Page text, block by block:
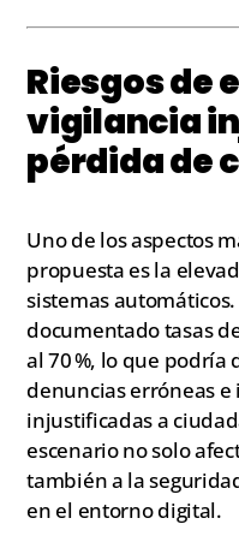
Riesgos de
vigilancia
pérdida de
Uno de los aspectos
propuesta es la
sistemas
documentado tasas
al 70 %, lo que podría
denuncias erróneas e
injustificadas a
escenario no solo
también a la
en el entorno digital.